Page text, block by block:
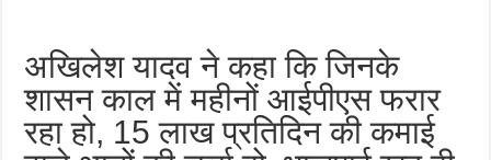
अखिलेश यादव ने कहा कि जिनके
शासन काल में महीनों आईपीएस फरार
रहा हो, 15 लाख प्रतिदिन की कमाई